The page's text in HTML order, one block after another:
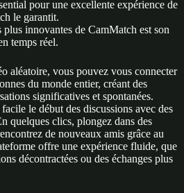
pour une excellente expérience de
le garantit.
plus innovantes de CamMatch est son
temps réel.
aléatoire, vous pouvez vous connecter
du monde entier, créant des
significatives et spontanées.
le début des discussions avec des
quelques clics, plongez dans des
de nouveaux amis grâce au
offre une expérience fluide, que
décontractées ou des échanges plus